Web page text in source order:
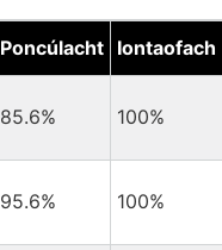
Poncúlacht Iontaofach
85.6% 100%
95.6% 100%